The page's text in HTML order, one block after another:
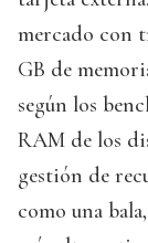
mercado con
GB de
según los
RAM de los
gestión de
como una